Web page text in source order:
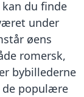
du finde
under
øens
romersk,
bybillederne
de populære